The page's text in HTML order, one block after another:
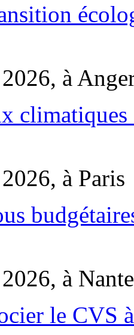
à
à Paris
à
le CVS